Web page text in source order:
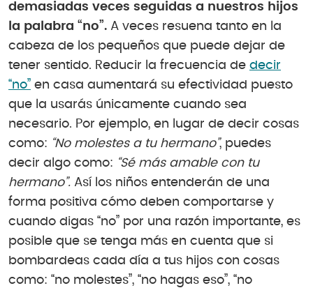
demasiadas veces seguidas a nuestros hijos
la palabra “no”. A veces resuena tanto en la
cabeza de los pequeños que puede dejar de
tener sentido. Reducir la frecuencia de decir
“no” en casa aumentará su efectividad puesto
que la usarás únicamente cuando sea
necesario. Por ejemplo, en lugar de decir cosas
como: “No molestes a tu hermano”, puedes
decir algo como: “Sé más amable con tu
hermano”. Así los niños entenderán de una
forma positiva cómo deben comportarse y
cuando digas “no” por una razón importante, es
posible que se tenga más en cuenta que si
bombardeas cada día a tus hijos con cosas
como: “no molestes”, “no hagas eso”, “no